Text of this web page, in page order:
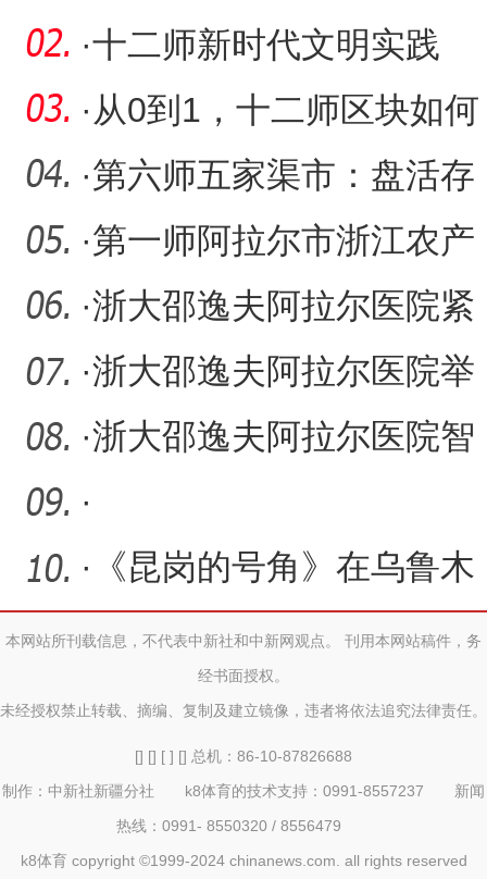
岗返还补贴惠及689家企业
·十二师新时代文明实践
之“花”遍地开放
· 从0到1，十二师区块如何
成为对外开放新引擎？
·第六师五家渠市：盘活存
量资产 聚焦产业升级
·第一师阿拉尔市浙江农产
品展销中心启用
·浙大邵逸夫阿拉尔医院紧
急医学救援队航空救援直
升
·浙大邵逸夫阿拉尔医院举
办全国性论坛
·浙大邵逸夫阿拉尔医院智
能物流配送机器人“大白”
·
·
《昆岗的号角》在乌鲁木
齐举行首映礼
本网站所刊载信息，不代表中新社和中新网观点。 刊用本网站稿件，务
经书面授权。
未经授权禁止转载、摘编、复制及建立镜像，违者将依法追究法律责任。
[] [] [ ] [] 总机：86-10-87826688
制作：中新社新疆分社 k8体育的技术支持：0991-8557237 新闻
热线：0991- 8550320 / 8556479
k8体育 copyright ©1999-2024 chinanews.com. all rights reserved